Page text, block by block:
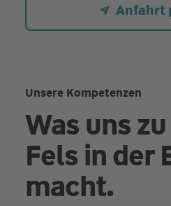
Anfahrt
Unsere Kompetenzen
Was uns
Fels in der
macht.